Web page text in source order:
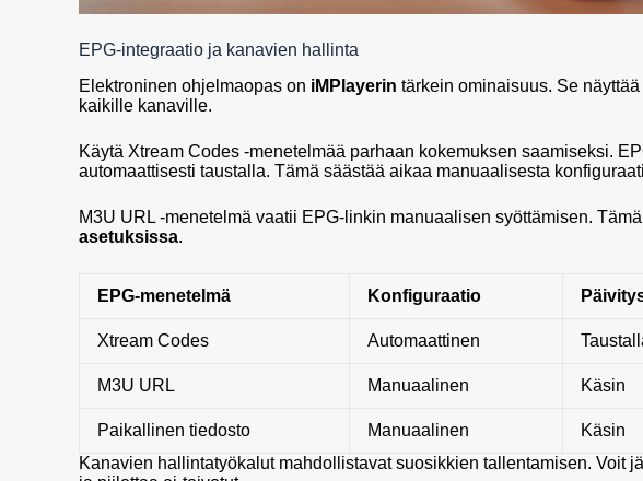
EPG-integraatio ja kanavien hallinta
Elektroninen ohjelmaopas on iMPlayerin tärkein ominaisuus. Se
kaikille kanaville.
Käytä Xtream Codes -menetelmää parhaan kokemuksen saamiseksi.
automaattisesti taustalla. Tämä säästää aikaa manuaalisesta
M3U URL -menetelmä vaatii EPG-linkin manuaalisen syöttämisen.
asetuksissa.
EPG-menetelmä Konfiguraatio
Xtream Codes Automaattinen
M3U URL Manuaalinen Käsin
Paikallinen tiedosto Manuaalinen Käsin
Kanavien hallintatyökalut mahdollistavat suosikkien tallentamisen. Voit